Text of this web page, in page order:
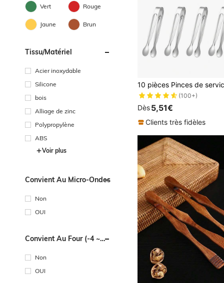
Vert Rouge
Jaune Brun
Tissu/matériel
Acier inoxydable
Silicone
bois
Alliage de zinc
Polypropylène
ABS
Voir plus
Convient Au Micro-Ondes
Non
OUI
Convient Au Four (-4 ~
Non
OUI
(100+)
#2 BEST-SELLERS
#2 BEST-SELLERS
#2 BEST-SELLERS
(100+)
Dès5,51€
Clients très fidèles